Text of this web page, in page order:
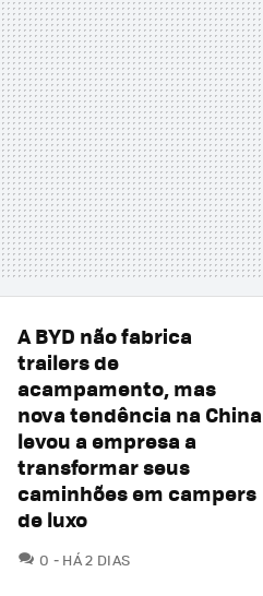
A BYD não fabrica
trailers de
acampamento, mas
nova tendência na China
levou a empresa a
transformar seus
caminhões em campers
de luxo
0 COMENTÁRIOS
HÁ 2 DIAS